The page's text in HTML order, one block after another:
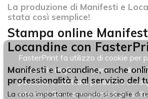
FasterPrint fa utilizzo di cookie per
sempre la migliore esperienza di
possibile e adattare prodotti e
interessi. Se vuoi saperne di più
La produzione di Manifesti e
stata così semplice!
Stampa online
Locandine con
Manifesti e Locandine, anche
professionalità è al servizio del
La cosa importante quando si sceglie di